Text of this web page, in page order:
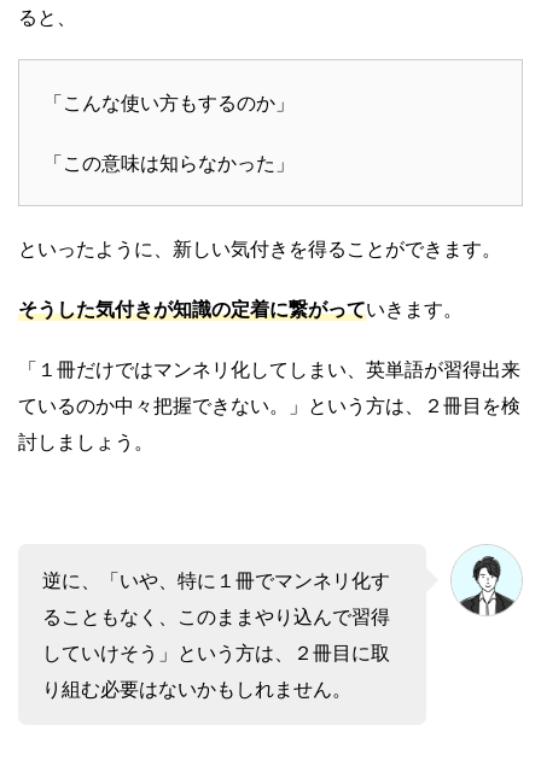
ると、
「こんな使い方もするのか」
「この意味は知らなかった」
といったように、新しい気付きを得ることができます。
そうした気付きが知識の定着に繋がっていきます。
「１冊だけではマンネリ化してしまい、英単語が習得出来
ているのか中々把握できない。」という方は、２冊目を検
討しましょう。
逆に、「いや、特に１冊でマンネリ化す
ることもなく、このままやり込んで習得
していけそう」という方は、２冊目に取
り組む必要はないかもしれません。